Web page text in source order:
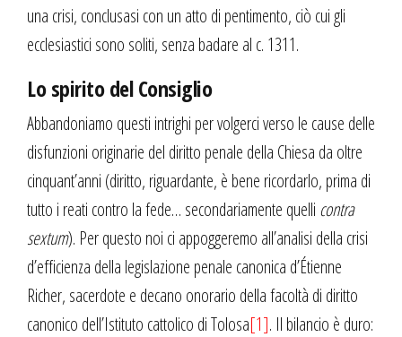
una crisi, conclusasi con un atto di pentimento, ciò cui gli
ecclesiastici sono soliti, senza badare al c. 1311.
Lo spirito del Consiglio
Abbandoniamo questi intrighi per volgerci verso le cause delle
disfunzioni originarie del diritto penale della Chiesa da oltre
cinquant’anni (diritto, riguardante, è bene ricordarlo, prima di
tutto i reati contro la fede… secondariamente quelli contra
sextum). Per questo noi ci appoggeremo all’analisi della crisi
d’efficienza della legislazione penale canonica d’Étienne
Richer, sacerdote e decano onorario della facoltà di diritto
canonico dell’Istituto cattolico di Tolosa[1]. Il bilancio è duro: